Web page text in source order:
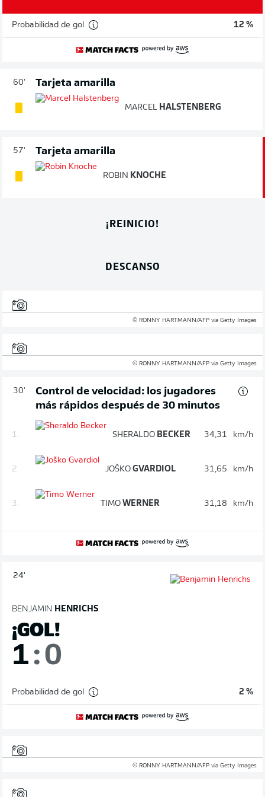
Probabilidad de gol 12 %
60' Tarjeta amarilla
MARCEL HALSTENBERG
57' Tarjeta amarilla
ROBIN KNOCHE
¡REINICIO!
DESCANSO
© RONNY HARTMANN/AFP via Getty Images
© RONNY HARTMANN/AFP via Getty Images
30'
Control de velocidad: los jugadores
más rápidos después de 30 minutos
1. SHERALDO BECKER 34,31 km/h
2. JOŠKO GVARDIOL 31,65 km/h
3. TIMO WERNER 31,18 km/h
24'
BENJAMIN HENRICHS
¡GOL!
1:0
Probabilidad de gol 2 %
© RONNY HARTMANN/AFP via Getty Images